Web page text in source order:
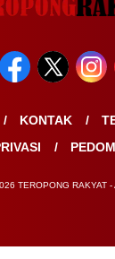
KONTAK
TEROPONG RAKYAT